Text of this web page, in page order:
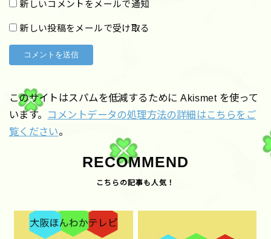
新しいコメントをメールで通知
新しい投稿をメールで受け取る
このサイトはスパムを低減するために Akismet を使って
います。 コメントデータの処理方法の詳細はこちらをご
覧ください。
RECOMMEND